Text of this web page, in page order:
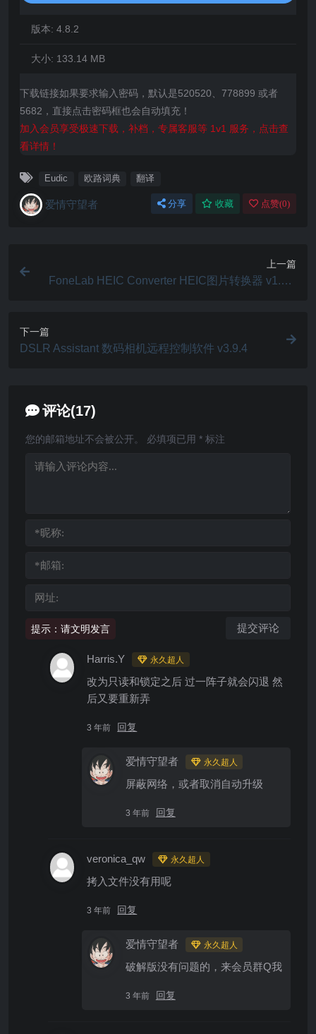
版本: 4.8.2
大小: 133.14 MB
下载链接如果要求输入密码，默认是520520、778899 或者
5682，直接点击密码框也会自动填充！
加入会员享受极速下载，补档，专属客服等 1v1 服务，点击查
看详情！
Eudic 欧路词典 翻译
爱情守望者 分享 收藏 点赞(0)
上一篇
FoneLab HEIC Converter HEIC图片转换器 v1.0.2
下一篇
DSLR Assistant 数码相机远程控制软件 v3.9.4
评论(17)
提示：请文明发言
您的邮箱地址不会被公开。 必填项已用 * 标注
Harris.Y 永久超人
改为只读和锁定之后 过一阵子就会闪退 然
后又要重新弄
3 年前 回复
爱情守望者 永久超人
屏蔽网络，或者取消自动升级
3 年前 回复
veronica_qw 永久超人
拷入文件没有用呢
3 年前 回复
爱情守望者 永久超人
破解版没有问题的，来会员群Q我
3 年前 回复